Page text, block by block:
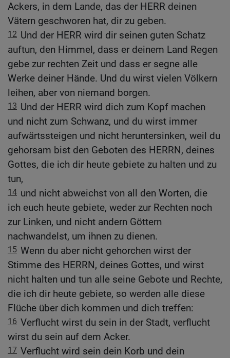
Ackers, in dem Lande, das der HERR deinen
Vätern geschworen hat, dir zu geben.
12 Und der HERR wird dir seinen guten Schatz
auftun, den Himmel, dass er deinem Land Regen
gebe zur rechten Zeit und dass er segne alle
Werke deiner Hände. Und du wirst vielen Völkern
leihen, aber von niemand borgen.
13 Und der HERR wird dich zum Kopf machen
und nicht zum Schwanz, und du wirst immer
aufwärtssteigen und nicht heruntersinken, weil du
gehorsam bist den Geboten des HERRN, deines
Gottes, die ich dir heute gebiete zu halten und zu
tun,
14 und nicht abweichst von all den Worten, die
ich euch heute gebiete, weder zur Rechten noch
zur Linken, und nicht andern Göttern
nachwandelst, um ihnen zu dienen.
15 Wenn du aber nicht gehorchen wirst der
Stimme des HERRN, deines Gottes, und wirst
nicht halten und tun alle seine Gebote und Rechte,
die ich dir heute gebiete, so werden alle diese
Flüche über dich kommen und dich treffen:
16 Verflucht wirst du sein in der Stadt, verflucht
wirst du sein auf dem Acker.
17 Verflucht wird sein dein Korb und dein